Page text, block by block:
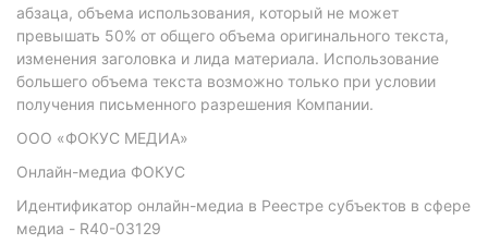
абзаца, объема использования, который не может
превышать 50% от общего объема оригинального текста,
изменения заголовка и лида материала. Использование
большего объема текста возможно только при условии
получения письменного разрешения Компании.
ООО «ФОКУС МЕДИА»
Онлайн-медиа ФОКУС
Идентификатор онлайн-медиа в Реестре субъектов в сфере
медиа - R40-03129